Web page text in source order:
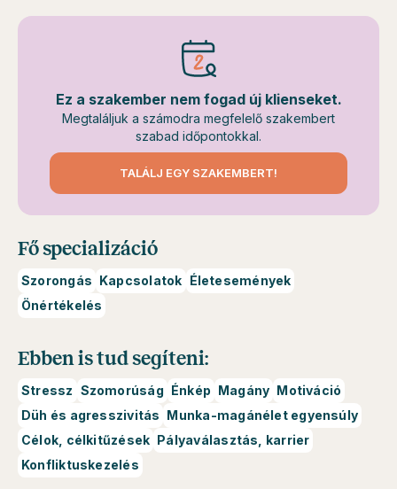
Ez a szakember nem fogad új klienseket.
Megtaláljuk a számodra megfelelő szakembert
szabad időpontokkal.
TALÁLJ EGY SZAKEMBERT!
Fő specializáció
Szorongás Kapcsolatok Életesemények
Önértékelés
Ebben is tud segíteni:
Stressz Szomorúság Énkép Magány Motiváció
Düh és agresszivitás Munka-magánélet egyensúly
Célok, célkitűzések Pályaválasztás, karrier
Konfliktuskezelés